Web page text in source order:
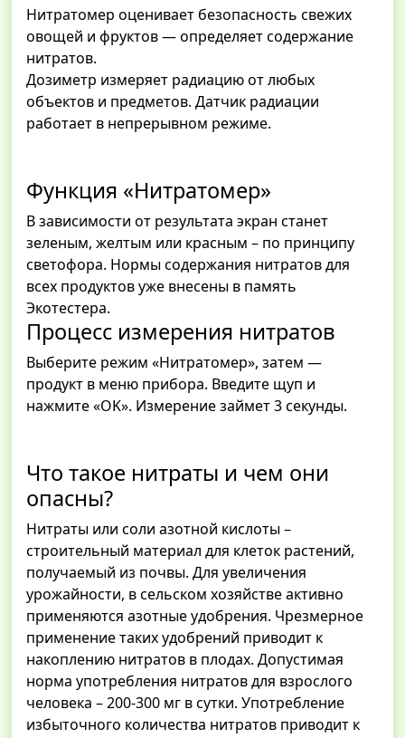
Нитратомер оценивает безопасность свежих
овощей и фруктов — определяет содержание
нитратов.
Дозиметр измеряет радиацию от любых
объектов и предметов. Датчик радиации
работает в непрерывном режиме.
Функция «Hитратомер»
В зависимости от результата экран станет
зеленым, желтым или красным – по принципу
светофора. Нормы содержания нитратов для
всех продуктов уже внесены в память
Экотестера.
Процесс измерения нитратов
Выберите режим «Нитратомер», затем —
продукт в меню прибора. Введите щуп и
нажмите «OK». Измерение займет 3 секунды.
Что такое нитраты и чем они
опасны?
Нитраты или соли азотной кислоты –
строительный материал для клеток растений,
получаемый из почвы. Для увеличения
урожайности, в сельском хозяйстве активно
применяются азотные удобрения. Чрезмерное
применение таких удобрений приводит к
накоплению нитратов в плодах. Допустимая
норма употребления нитратов для взрослого
человека – 200-300 мг в сутки. Употребление
избыточного количества нитратов приводит к